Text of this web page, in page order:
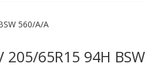
560/A/A
205/65R15 94H